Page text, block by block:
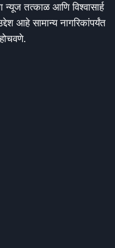
न्यूज तत्काळ आणि विश्वासार्ह
आहे सामान्य नागरिकांपर्यंत